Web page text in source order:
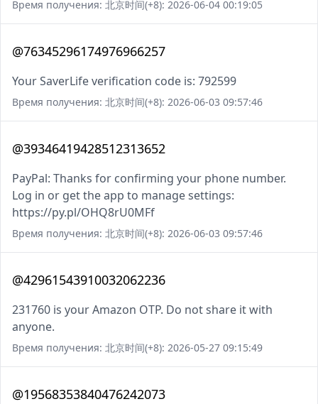
Время получения: 北京时间(+8): 2026-06-04 00:19:05
@76345296174976966257
Your SaverLife verification code is: 792599
Время получения: 北京时间(+8): 2026-06-03 09:57:46
@39346419428512313652
PayPal: Thanks for confirming your phone number.
Log in or get the app to manage settings:
https://py.pl/OHQ8rU0MFf
Время получения: 北京时间(+8): 2026-06-03 09:57:46
@42961543910032062236
231760 is your Amazon OTP. Do not share it with
anyone.
Время получения: 北京时间(+8): 2026-05-27 09:15:49
@19568353840476242073